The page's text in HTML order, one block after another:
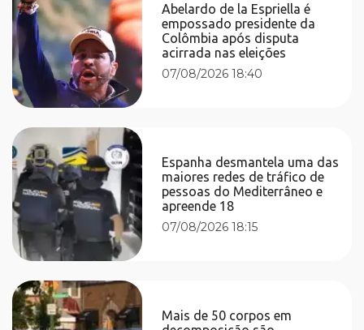
Abelardo de la Espriella é
empossado presidente da
Colômbia após disputa
acirrada nas eleições
07/08/2026 18:40
Espanha desmantela uma das
maiores redes de tráfico de
pessoas do Mediterrâneo e
apreende 18
07/08/2026 18:15
Mais de 50 corpos em